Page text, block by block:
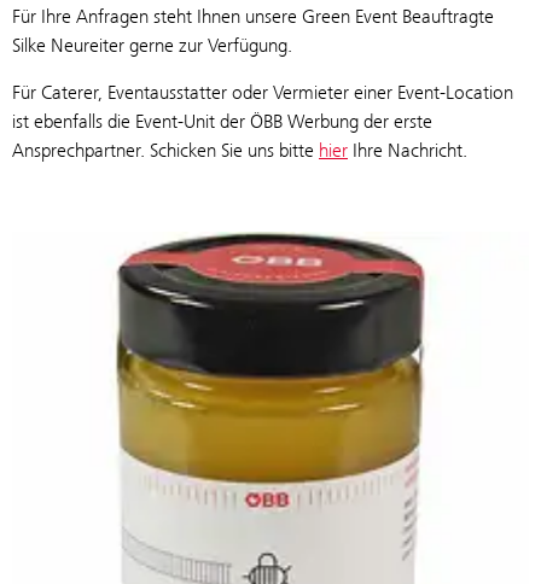
Für Ihre Anfragen steht Ihnen unsere Green Event Beauftragte
Silke Neureiter gerne zur Verfügung.
Für Caterer, Eventausstatter oder Vermieter einer Event-Location
ist ebenfalls die Event-Unit der ÖBB Werbung der erste
Ansprechpartner. Schicken Sie uns bitte hier Ihre Nachricht.